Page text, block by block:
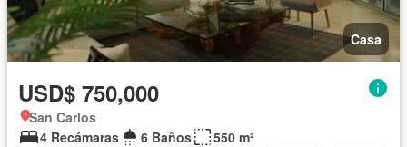
Casa
USD$ 750,000
San Carlos
4 Recámaras
6 Baños
550 m²